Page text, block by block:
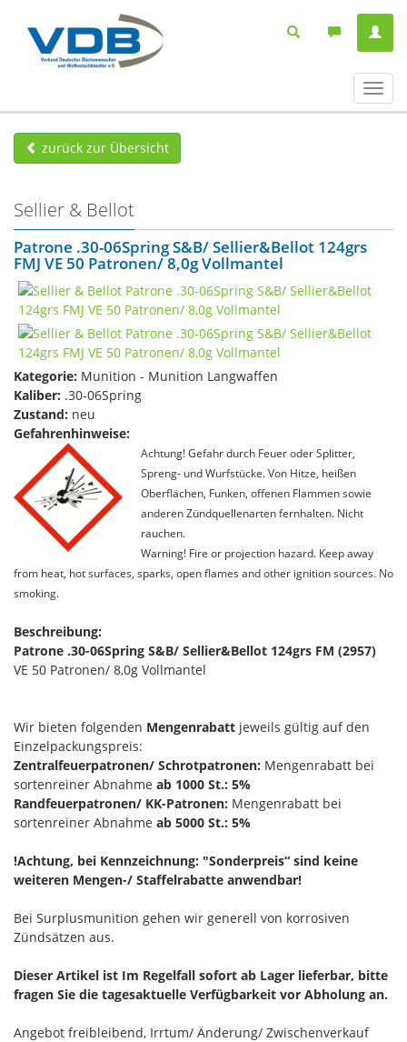
ein-/
zurück zur Übersicht
Sellier & Bellot
Patrone .30-06Spring S&B/ Sellier&Bellot 124grs
FMJ VE 50 Patronen/ 8,0g Vollmantel
Kategorie: Munition - Munition Langwaffen
Kaliber: .30-06Spring
Zustand: neu
Gefahrenhinweise:
Achtung! Gefahr durch Feuer oder Splitter,
Spreng- und Wurfstücke. Von Hitze, heißen
Oberflächen, Funken, offenen Flammen sowie
anderen Zündquellenarten fernhalten. Nicht
rauchen.
Warning! Fire or projection hazard. Keep away
from heat, hot surfaces, sparks, open flames and other ignition sources. No
smoking.
Beschreibung:
Patrone .30-06Spring S&B/ Sellier&Bellot 124grs FM (2957)
VE 50 Patronen/ 8,0g Vollmantel
Wir bieten folgenden Mengenrabatt jeweils gültig auf den
Einzelpackungspreis:
Zentralfeuerpatronen/ Schrotpatronen: Mengenrabatt bei
sortenreiner Abnahme ab 1000 St.: 5%
Randfeuerpatronen/ KK-Patronen: Mengenrabatt bei
sortenreiner Abnahme ab 5000 St.: 5%
!Achtung, bei Kennzeichnung: "Sonderpreis“ sind keine
weiteren Mengen-/ Staffelrabatte anwendbar!
Bei Surplusmunition gehen wir generell von korrosiven
Zündsätzen aus.
Dieser Artikel ist Im Regelfall sofort ab Lager lieferbar, bitte
fragen Sie die tagesaktuelle Verfügbarkeit vor Abholung an.
Angebot freibleibend, Irrtum/ Änderung/ Zwischenverkauf